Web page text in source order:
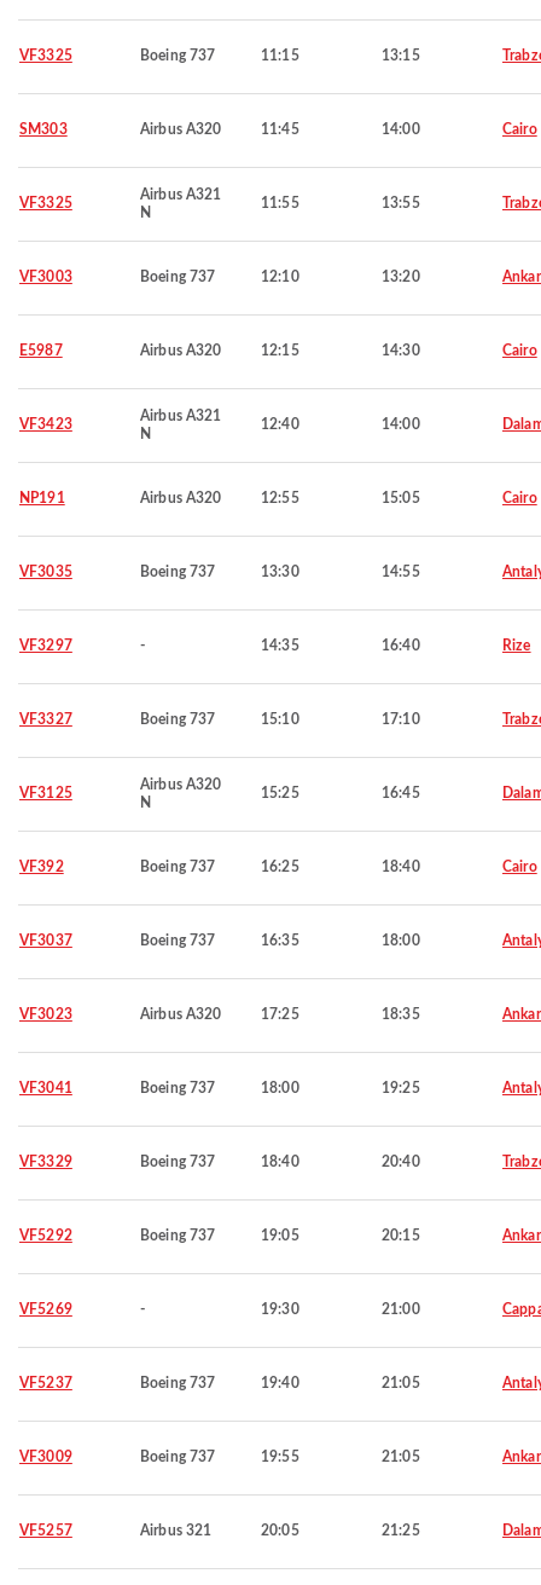
VF3325 Boeing 737 11:15 13:15
SM303 Airbus A320 11:45 14:00 Cairo
VF3325
Airbus A321
N
11:55 13:55
VF3003 Boeing 737 12:10 13:20
E5987 Airbus A320 12:15 14:30 Cairo
VF3423
Airbus A321
N
12:40 14:00
NP191 Airbus A320 12:55 15:05 Cairo
VF3035 Boeing 737 13:30 14:55
VF3297 - 14:35 16:40 Rize
VF3327 Boeing 737 15:10 17:10
VF3125
Airbus A320
N
15:25 16:45
VF392 Boeing 737 16:25 18:40 Cairo
VF3037 Boeing 737 16:35 18:00
VF3023 Airbus A320 17:25 18:35
VF3041 Boeing 737 18:00 19:25
VF3329 Boeing 737 18:40 20:40
VF5292 Boeing 737 19:05 20:15
VF5269 - 19:30 21:00
VF5237 Boeing 737 19:40 21:05
VF3009 Boeing 737 19:55 21:05
VF5257 Airbus 321 20:05 21:25